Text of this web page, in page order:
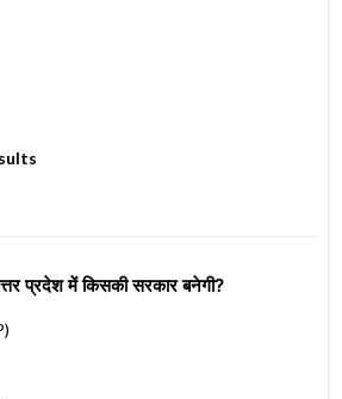
प्रदेश में किसकी सरकार बनेगी?